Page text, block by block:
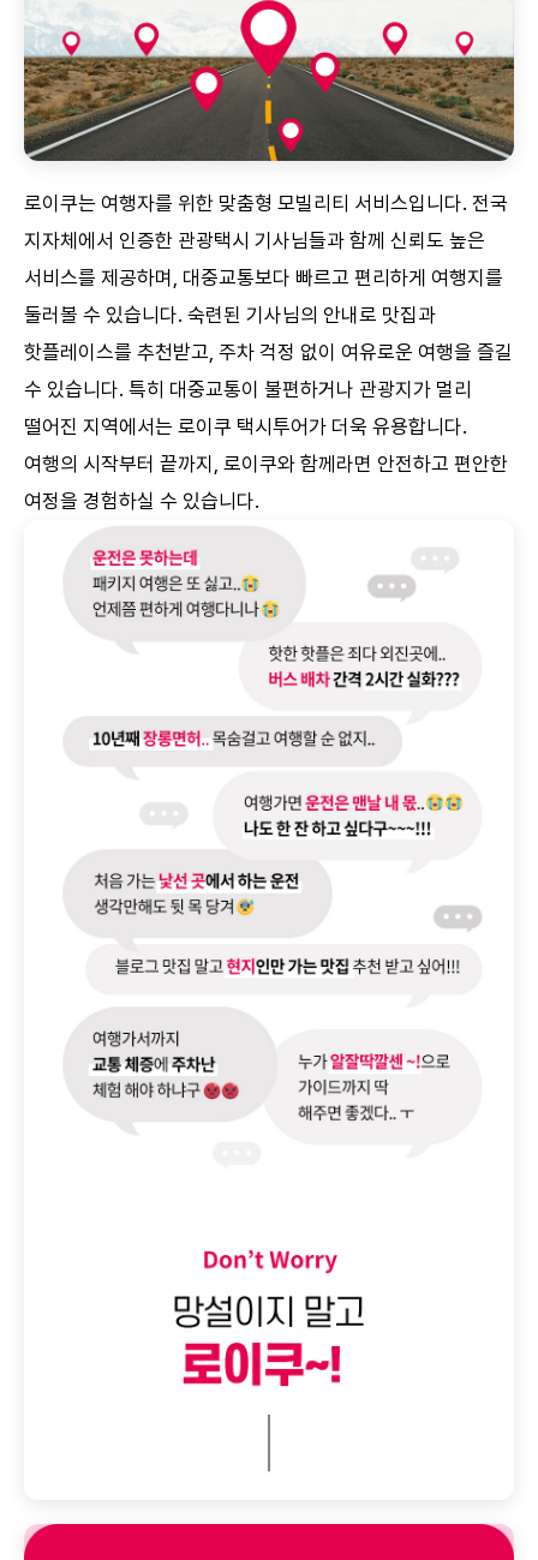
로이쿠는 여행자를 위한 맞춤형 모빌리티 서비스입니다. 전국
지자체에서 인증한 관광택시 기사님들과 함께 신뢰도 높은
서비스를 제공하며, 대중교통보다 빠르고 편리하게 여행지를
둘러볼 수 있습니다. 숙련된 기사님의 안내로 맛집과
핫플레이스를 추천받고, 주차 걱정 없이 여유로운 여행을 즐길
수 있습니다. 특히 대중교통이 불편하거나 관광지가 멀리
떨어진 지역에서는 로이쿠 택시투어가 더욱 유용합니다.
여행의 시작부터 끝까지, 로이쿠와 함께라면 안전하고 편안한
여정을 경험하실 수 있습니다.